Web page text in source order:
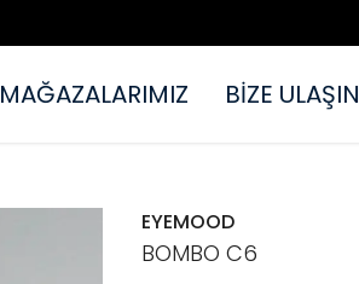
MAĞAZALARIMIZ BİZE ULAŞIN
EYEMOOD
BOMBO C6